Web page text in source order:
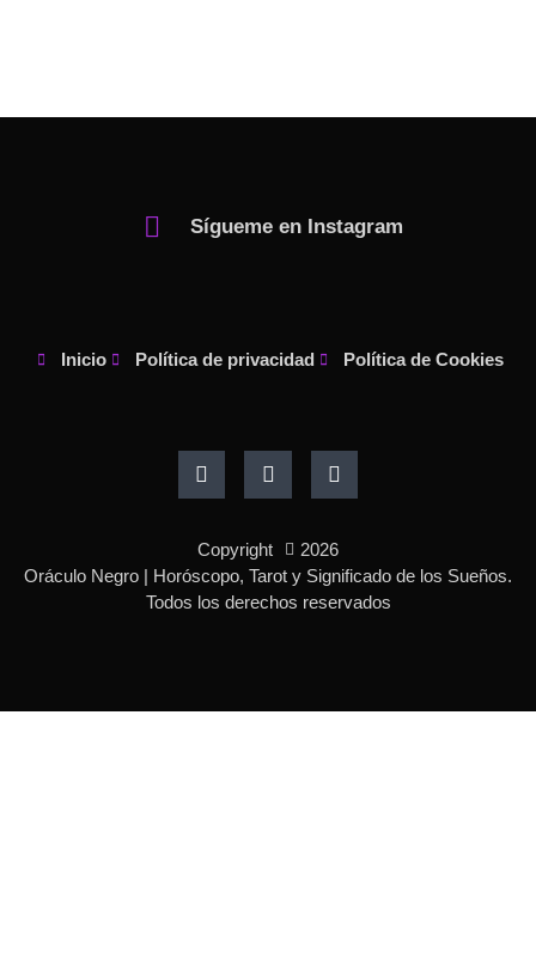
Sígueme en Instagram
Inicio Política de privacidad Política de Cookies
c
e
o
k
-
f
s
t
r
a
m
n
t
e
s
t
-
Copyright
2026
Oráculo Negro | Horóscopo, Tarot y Significado de los Sueños.
Todos los derechos reservados